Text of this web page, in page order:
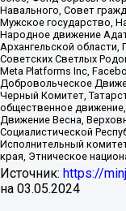
Навального, Совет
Мужское государство,
Народное движение
Архангельской
Советских Светлых
Meta Platforms Inc,
Добровольческое
Черный Комитет,
общественное
Движение Весна,
Социалистической
Исполнительный
края, Этническое
Источник: https://
на 03.05.2024